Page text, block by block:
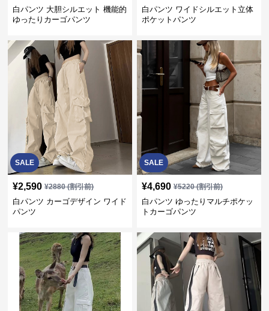
白パンツ 大胆シルエット 機能的
ゆったりカーゴパンツ
白パンツ ワイドシルエット立体
ポケットパンツ
SALE
¥2,590 ¥2880(割引前)
白パンツ カーゴデザイン ワイド
パンツ
SALE
¥4,690 ¥5220(割引前)
白パンツ ゆったりマルチポケッ
トカーゴパンツ